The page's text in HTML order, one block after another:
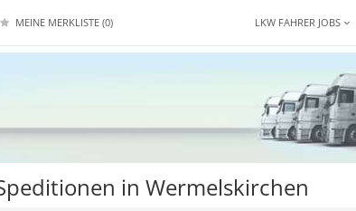
MEINE MERKLISTE (0) LKW FAHRER JOBS
in Wermelskirchen